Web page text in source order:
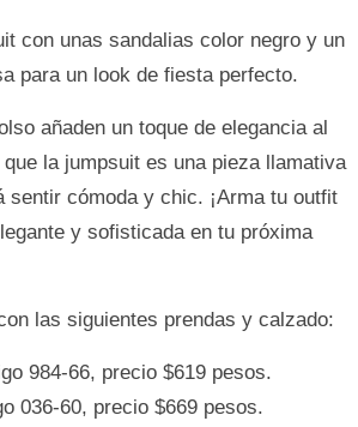
con unas sandalias color negro y un
para un look de fiesta perfecto.
añaden un toque de elegancia al
la jumpsuit es una pieza llamativa
sentir cómoda y chic. ¡Arma tu outfit
y sofisticada en tu próxima
las siguientes prendas y calzado:
984-66, precio $619 pesos.
036-60, precio $669 pesos.